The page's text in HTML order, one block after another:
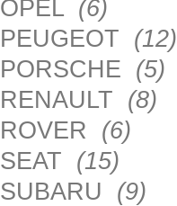
OPEL (6)
PEUGEOT (12)
PORSCHE (5)
RENAULT (8)
ROVER (6)
SEAT (15)
SUBARU (9)